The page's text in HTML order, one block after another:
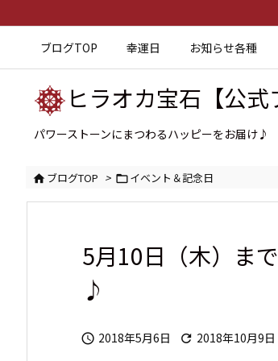
ブログTOP 幸運日 お知らせ各種
ヒラオカ宝石【公式
パワーストーンにまつわるハッピーをお届け♪
ブログTOP > イベント＆記念日
5月10日（木）ま
♪
 2018年5月6日  2018年10月9日